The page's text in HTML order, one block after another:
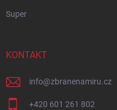
Super
KONTAKT
info@zbranenamiru.cz
+420 601 261 802